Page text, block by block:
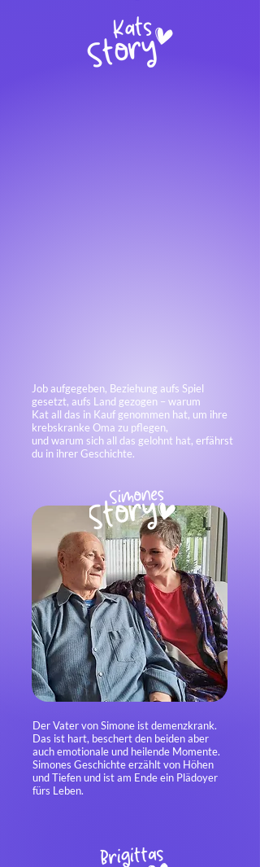
Der Vater von Simone ist demenzkrank.
Das ist hart, beschert den beiden aber
auch emotionale und heilende Momente.
Simones Geschichteerzählt von Höhen
und Tiefen und ist am Ende ein Plädoyer
fürs Leben.
Job aufgegeben, Beziehung aufs Spiel
gesetzt, aufs Land gezogen – warum
Kat all das in Kauf genommen hat, um ihre
krebskranke Oma zu pflegen,
und warum sich all das gelohnt hat, erfährst
du in ihrer Geschichte.